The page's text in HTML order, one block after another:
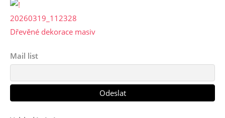
Dřevěné dekorace masiv
Mail list